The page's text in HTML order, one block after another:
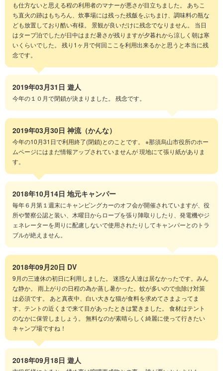
も仕方ないと思える程の利用者のマナーが悪さが目立ちました。 あちこ
ち直火の跡はもちろん、炊事場には残った残飯をぶちまけ、調味料の瓶な
ども放置しており酷い有様。 景観が良いだけに残念でなりません。 当日
はタープ泊でしたが日中はまだ暑さが残りますが夕暮れから涼しく朝は寒
いくらいでした。 残り1ヶ月で何回ここを利用出来るかと思うと本当に残
念です。
2019年03月31日 遊人
今年の１０月で閉鎖が決まりました。 残念です。
2019年03月30日 神流（かんな）
今年の10月31日で利用終了(閉鎖)とのことです。 ※那須烏山市役所のホー
ムページにはまだ情報アップされていませんが 現地にて張り紙がありま
す。
2018年10月14日 地元キャンパー
毎年６月第１週末にキャンピングカーのオフ会が開催されていますが、役
所や警察公認と装い、木曜日からロープを張り陣取りしたり、発電機やジ
ェネレーターを周りに配慮しないで使用されたりしてキャンパーとのトラ
ブルが絶えません。
2018年09月20日 DV
9月の三連休の初日に利用しました。 迷惑な人達は居なかったです。みん
な静か。 雨上がりの日程の為か蒸し暑かった。蚊が多いので虫除け対策
は必須です。 あと真夜中、白い大きな猫が食料を求めてさまよってま
す。テントの近くまで来て目があったときは驚きました。 食材はテント
のなかに保管しましょう。 無料なのが素晴らしく綺麗に使って行きたい
キャンプ場ですね！
2018年09月18日 遊人